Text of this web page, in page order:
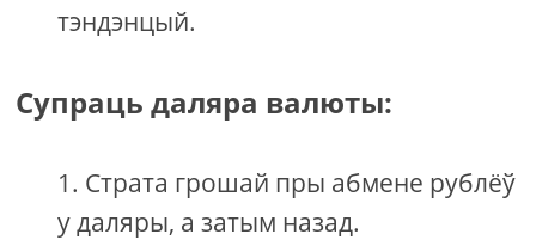
тэндэнцый.
Супраць даляра валюты:
Страта грошай пры абмене рублёў
у даляры, а затым назад.